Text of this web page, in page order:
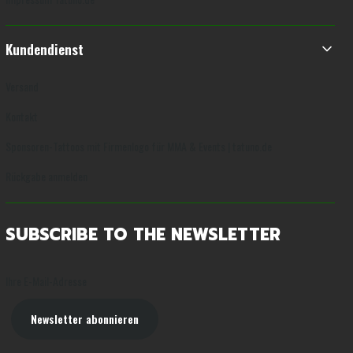
Kundendienst
SUBSCRIBE TO THE NEWSLETTER
Newsletter abonnieren